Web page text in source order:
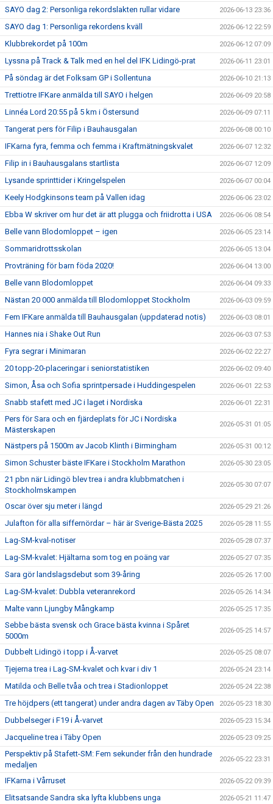
SAYO dag 2: Personliga rekordslakten rullar vidare 2026-06-13 23:36
SAYO dag 1: Personliga rekordens kväll 2026-06-12 22:59
Klubbrekordet på 100m 2026-06-12 07:09
Lyssna på Track & Talk med en hel del IFK Lidingö-prat 2026-06-11 23:01
På söndag är det Folksam GP i Sollentuna 2026-06-10 21:13
Trettiotre IFKare anmälda till SAYO i helgen 2026-06-09 20:58
Linnéa Lord 20:55 på 5 km i Östersund 2026-06-09 07:11
Tangerat pers för Filip i Bauhausgalan 2026-06-08 00:10
IFKarna fyra, femma och femma i Kraftmätningskvalet 2026-06-07 12:32
Filip in i Bauhausgalans startlista 2026-06-07 12:09
Lysande sprinttider i Kringelspelen 2026-06-07 00:04
Keely Hodgkinsons team på Vallen idag 2026-06-06 23:02
Ebba W skriver om hur det är att plugga och friidrotta i USA 2026-06-06 08:54
Belle vann Blodomloppet – igen 2026-06-05 23:14
Sommaridrottsskolan 2026-06-05 13:04
Provträning för barn föda 2020! 2026-06-04 13:00
Belle vann Blodomloppet 2026-06-04 09:33
Nästan 20 000 anmälda till Blodomloppet Stockholm 2026-06-03 09:59
Fem IFKare anmälda till Bauhausgalan (uppdaterad notis) 2026-06-03 08:01
Hannes nia i Shake Out Run 2026-06-03 07:53
Fyra segrar i Minimaran 2026-06-02 22:27
20 topp-20-placeringar i seniorstatistiken 2026-06-02 09:40
Simon, Åsa och Sofia sprintpersade i Huddingespelen 2026-06-01 22:53
Snabb stafett med JC i laget i Nordiska 2026-06-01 22:31
Pers för Sara och en fjärdeplats för JC i Nordiska
Mästerskapen
2026-05-31 01:05
Nästpers på 1500m av Jacob Klinth i Birmingham 2026-05-31 00:12
Simon Schuster bäste IFKare i Stockholm Marathon 2026-05-30 23:05
21 pbn när Lidingö blev trea i andra klubbmatchen i
Stockholmskampen
2026-05-30 07:07
Oscar över sju meter i längd 2026-05-29 21:26
Julafton för alla siffernördar – här är Sverige-Bästa 2025 2026-05-28 11:55
Lag-SM-kval-notiser 2026-05-28 07:37
Lag-SM-kvalet: Hjältarna som tog en poäng var 2026-05-27 07:35
Sara gör landslagsdebut som 39-åring 2026-05-26 17:00
Lag-SM-kvalet: Dubbla veteranrekord 2026-05-26 14:34
Malte vann Ljungby Mångkamp 2026-05-25 17:35
Sebbe bästa svensk och Grace bästa kvinna i Spåret
5000m
2026-05-25 14:57
Dubbelt Lidingö i topp i Å-varvet 2026-05-25 08:07
Tjejerna trea i Lag-SM-kvalet och kvar i div 1 2026-05-24 23:14
Matilda och Belle tvåa och trea i Stadionloppet 2026-05-24 22:38
Tre höjdpers (ett tangerat) under andra dagen av Täby Open 2026-05-23 18:30
Dubbelseger i F19 i Å-varvet 2026-05-23 15:34
Jacqueline trea i Täby Open 2026-05-23 09:25
Perspektiv på Stafett-SM: Fem sekunder från den hundrade
medaljen
2026-05-22 23:31
IFKarna i Vårruset 2026-05-22 09:39
Elitsatsande Sandra ska lyfta klubbens unga 2026-05-21 11:47